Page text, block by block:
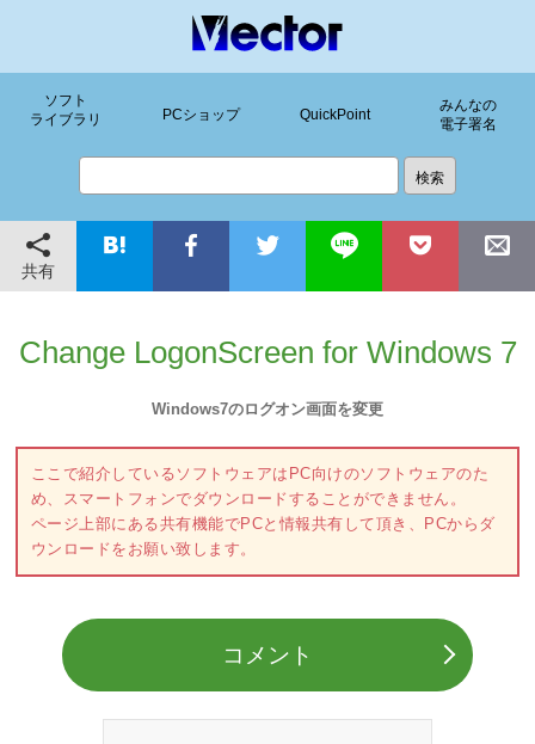
ソフト
ライブラリ
PCショップ QuickPoint
みんなの
電子署名
共有
Change LogonScreen for Windows 7
Windows7のログオン画面を変更
ここで紹介しているソフトウェアはPC向けのソフトウェアのた
め、スマートフォンでダウンロードすることができません。
ページ上部にある共有機能でPCと情報共有して頂き、PCからダ
ウンロードをお願い致します。
コメント